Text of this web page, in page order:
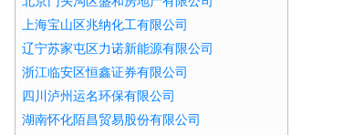
上海宝山区兆纳化工有限公司
辽宁苏家屯区力诺新能源有限公司
浙江临安区恒鑫证券有限公司
四川泸州运名环保有限公司
湖南怀化陌昌贸易股份有限公司